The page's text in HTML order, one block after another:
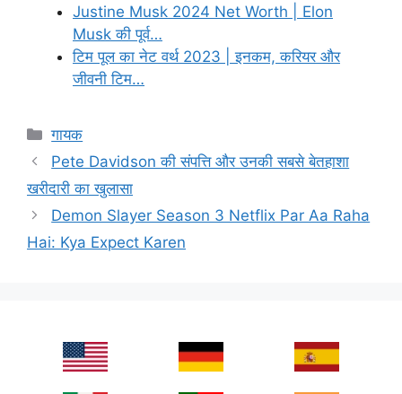
Justine Musk 2024 Net Worth | Elon
Musk की पूर्व…
टिम पूल का नेट वर्थ 2023 | इनकम, करियर और
जीवनी टिम…
Categories
गायक
Pete Davidson की संपत्ति और उनकी सबसे बेतहाशा
खरीदारी का खुलासा
Demon Slayer Season 3 Netflix Par Aa Raha
Hai: Kya Expect Karen